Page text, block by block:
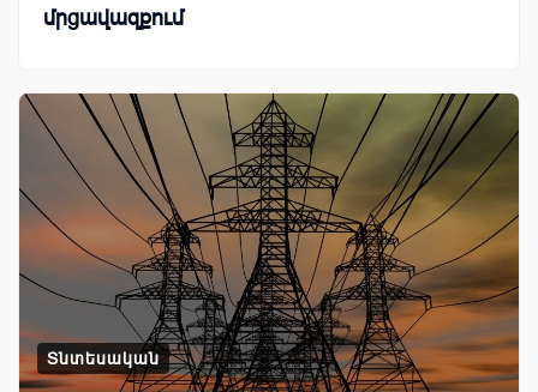
մրցավազքում
Տնտեսական